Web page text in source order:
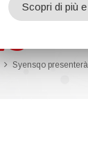
Syensqo
Scopri di più